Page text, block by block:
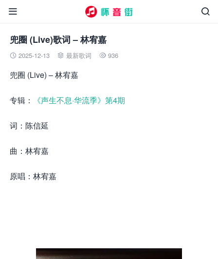


兜圈 (Live)歌词 – 林宥嘉
 2025-12-13  最新歌词  936
兜圈 (Live) – 林宥嘉
专辑： 《声生不息·华流季》第4期
词：陈信延
曲：林宥嘉
原唱：林宥嘉